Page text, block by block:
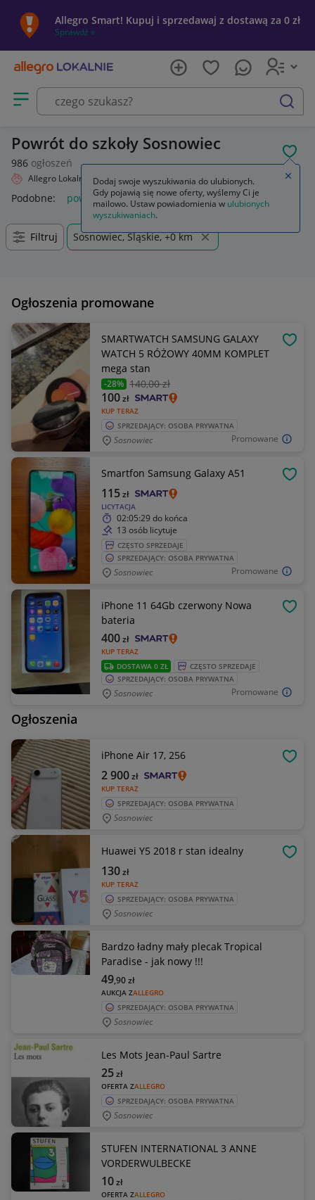
Allegro Smart! Kupuj i sprzedawaj z dostawą za 0 zł
Sprawdź »
Otwórz menu z kategoriami
szukaj
Powrót do szkoły Sosnowiec
986 ogłoszeń
Allegro Lokalnie Dziecko Powrót do szkoły
Podobne: powrót do szkoły
Filtruj Sosnowiec, Śląskie, +0 km
Ogłoszenia promowane
Promowane
SMARTWATCH SAMSUNG GALAXY
WATCH 5 RÓŻOWY 40MM KOMPLET
mega stan
-28% 140,00 zł
KUP TERAZ
100zł
SPRZEDAJĄCY: OSOBA PRYWATNA
Sosnowiec
Promowane
Smartfon Samsung Galaxy A51
LICYTACJA
115zł
02:05:29 do końca
13 osób licytuje
CZĘSTO SPRZEDAJE
SPRZEDAJĄCY: OSOBA PRYWATNA
Sosnowiec
Promowane
iPhone 11 64Gb czerwony Nowa
bateria
KUP TERAZ
400zł
DOSTAWA 0 ZŁ
CZĘSTO SPRZEDAJE
SPRZEDAJĄCY: OSOBA PRYWATNA
Sosnowiec
Ogłoszenia
iPhone Air 17, 256
KUP TERAZ
2 900zł
SPRZEDAJĄCY: OSOBA PRYWATNA
Sosnowiec
Huawei Y5 2018 r stan idealny
KUP TERAZ
130zł
SPRZEDAJĄCY: OSOBA PRYWATNA
Sosnowiec
Bardzo ładny mały plecak Tropical
Paradise - jak nowy !!!
AUKCJA ZALLEGRO
49,90zł
SPRZEDAJĄCY: OSOBA PRYWATNA
Sosnowiec
Les Mots Jean-Paul Sartre
OFERTA ZALLEGRO
25zł
SPRZEDAJĄCY: OSOBA PRYWATNA
Sosnowiec
STUFEN INTERNATIONAL 3 ANNE
VORDERWULBECKE
OFERTA ZALLEGRO
10zł
Dodaj swoje wyszukiwania do ulubionych.
Gdy pojawią się nowe oferty, wyślemy Ci je
mailowo. Ustaw powiadomienia w ulubionych
wyszukiwaniach.